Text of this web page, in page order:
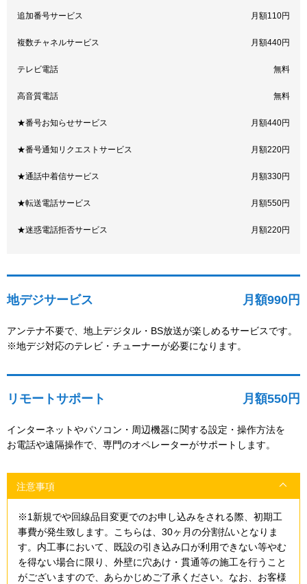
追加番号サービス 月額110円
複数チャネルサービス 月額440円
テレビ電話 無料
高音質電話 無料
★番号お知らせサービス 月額440円
★番号通知リクエストサービス 月額220円
★通話中着信サービス 月額330円
★転送電話サービス 月額550円
★迷惑電話拒否サービス 月額220円
地デジサービス 月額990円
アンテナ不要で、地上デジタル・BS放送が楽しめるサービスです。
※地デジ対応のテレビ・チューナーが必要になります。
リモートサポート 月額550円
インターネットやパソコン・周辺機器に関する設定・操作方法を
お電話や遠隔操作で、専門のオペレーターがサポートします。
注意事項
※1新規でや回線品目変更でのお申し込みをされる際、初期工
事費が発生致します。こちらは、30ヶ月の分割払いとなりま
す。内工事において、既設の引き込み口が利用できない等やむ
を得ない場合に限り、外壁に穴あけ・貫通等の施工を行うこと
がございますので、あらかじめご了承ください。なお、お客様